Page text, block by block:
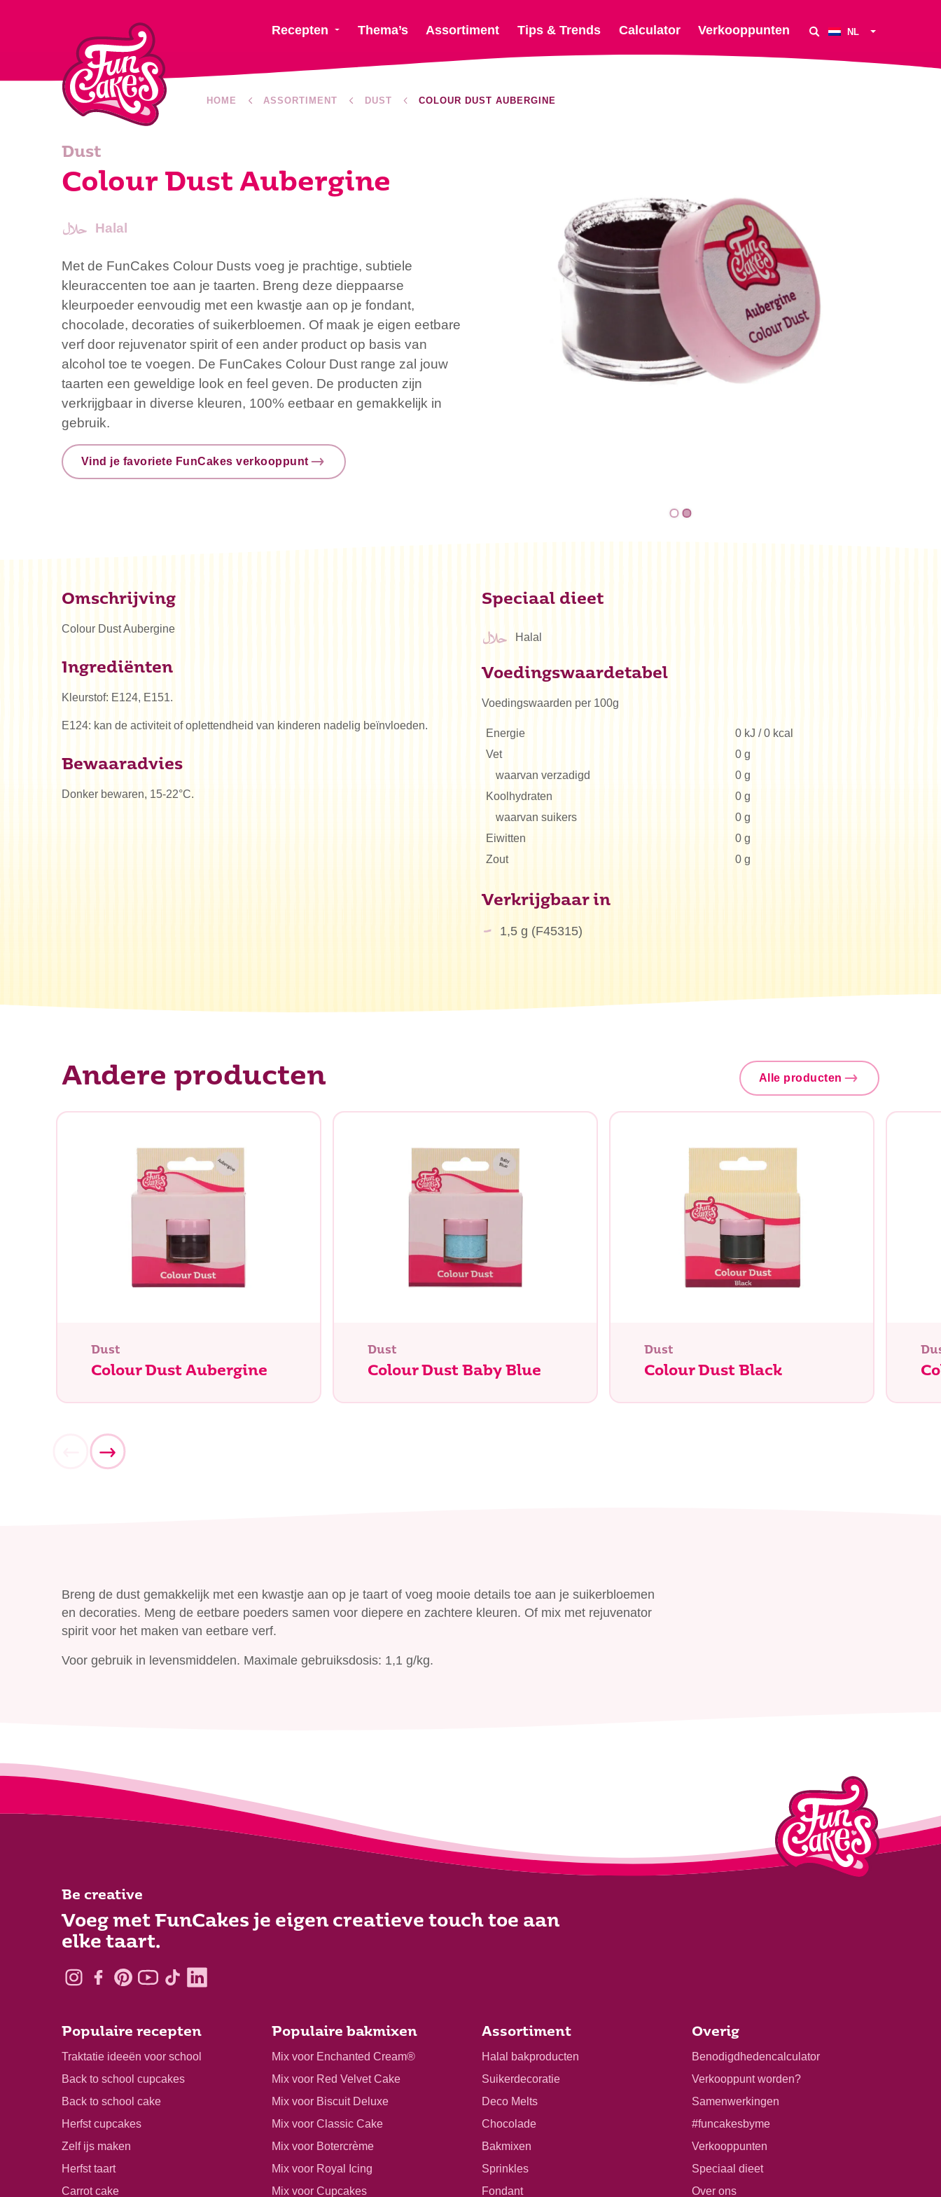
Recepten Thema’s Assortiment Tips & Trends Calculator Verkooppunten NL
HOME ASSORTIMENT DUST COLOUR DUST AUBERGINE
Dust
Colour Dust Aubergine
Halal
Met de FunCakes Colour Dusts voeg je prachtige, subtiele
kleuraccenten toe aan je taarten. Breng deze dieppaarse
kleurpoeder eenvoudig met een kwastje aan op je fondant,
chocolade, decoraties of suikerbloemen. Of maak je eigen eetbare
verf door rejuvenator spirit of een ander product op basis van
alcohol toe te voegen. De FunCakes Colour Dust range zal jouw
taarten een geweldige look en feel geven. De producten zijn
verkrijgbaar in diverse kleuren, 100% eetbaar en gemakkelijk in
gebruik.
Vind je favoriete FunCakes verkooppunt
Omschrijving
Colour Dust Aubergine
Ingrediënten
Kleurstof: E124, E151.
E124: kan de activiteit of oplettendheid van kinderen nadelig beïnvloeden.
Bewaaradvies
Donker bewaren, 15-22°C.
Speciaal dieet
Halal
Voedingswaardetabel
Voedingswaarden per 100g
Energie
0 kJ / 0 kcal
Vet
0 g
waarvan verzadigd
0 g
Koolhydraten
0 g
waarvan suikers
0 g
Eiwitten
0 g
Zout
0 g
Verkrijgbaar in
1,5 g (F45315)
Andere producten Alle producten
Dust
Colour Dust Aubergine
Dust
Colour Dust Baby Blue
Dust
Colour Dust Black
Breng de dust gemakkelijk met een kwastje aan op je taart of voeg mooie details toe aan je suikerbloemen
en decoraties. Meng de eetbare poeders samen voor diepere en zachtere kleuren. Of mix met rejuvenator
spirit voor het maken van eetbare verf.
Voor gebruik in levensmiddelen. Maximale gebruiksdosis: 1,1 g/kg.
Be creative
Voeg met FunCakes je eigen creatieve touch toe aan
elke taart.
Populaire recepten
Traktatie ideeën voor school
Back to school cupcakes
Back to school cake
Herfst cupcakes
Zelf ijs maken
Herfst taart
Carrot cake
Populaire bakmixen
Mix voor Enchanted Cream®
Mix voor Red Velvet Cake
Mix voor Biscuit Deluxe
Mix voor Classic Cake
Mix voor Botercrème
Mix voor Royal Icing
Mix voor Cupcakes
Assortiment
Halal bakproducten
Suikerdecoratie
Deco Melts
Chocolade
Bakmixen
Sprinkles
Fondant
Overig
Benodigdhedencalculator
Verkooppunt worden?
Samenwerkingen
#funcakesbyme
Verkooppunten
Speciaal dieet
Over ons